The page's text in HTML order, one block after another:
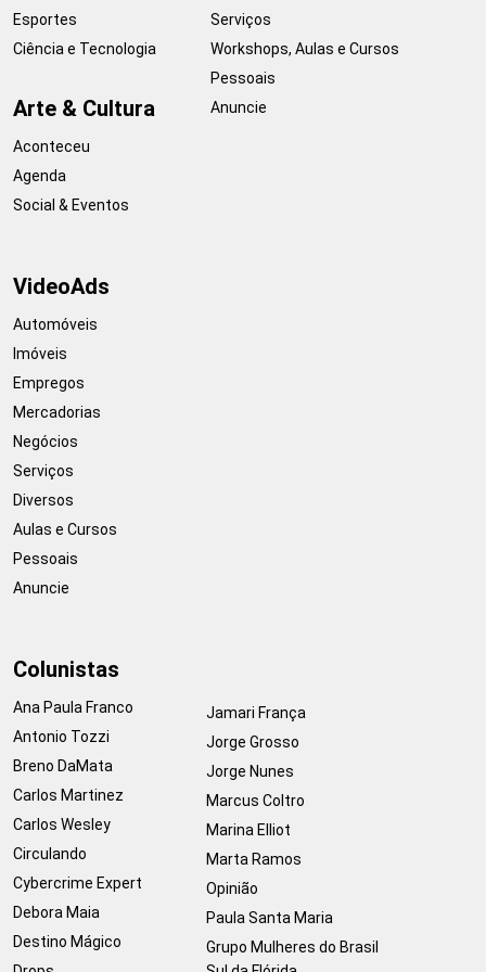
Esportes
Ciência e Tecnologia
Arte & Cultura
Aconteceu
Agenda
Social & Eventos
Serviços
Workshops, Aulas e Cursos
Pessoais
Anuncie
VideoAds
Automóveis
Imóveis
Empregos
Mercadorias
Negócios
Serviços
Diversos
Aulas e Cursos
Pessoais
Anuncie
Colunistas
Ana Paula Franco
Antonio Tozzi
Breno DaMata
Carlos Martinez
Carlos Wesley
Circulando
Cybercrime Expert
Debora Maia
Destino Mágico
Jamari França
Jorge Grosso
Jorge Nunes
Marcus Coltro
Marina Elliot
Marta Ramos
Opinião
Paula Santa Maria
Grupo Mulheres do Brasil